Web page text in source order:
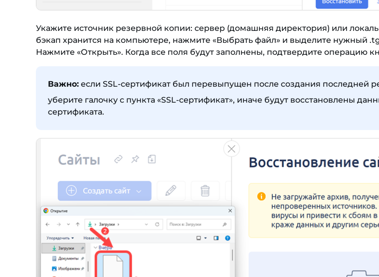
Укажите источник резервной копии: сервер (домашняя директория) или
бэкап хранится на компьютере, нажмите «Выбрать файл» и выделите нужный
Нажмите «Открыть». Когда все поля будут заполнены, подтвердите операцию
Важно: если SSL-сертификат был перевыпущен после создания последней
уберите галочку с пункта «SSL-сертификат», иначе будут восстановлены
сертификата.